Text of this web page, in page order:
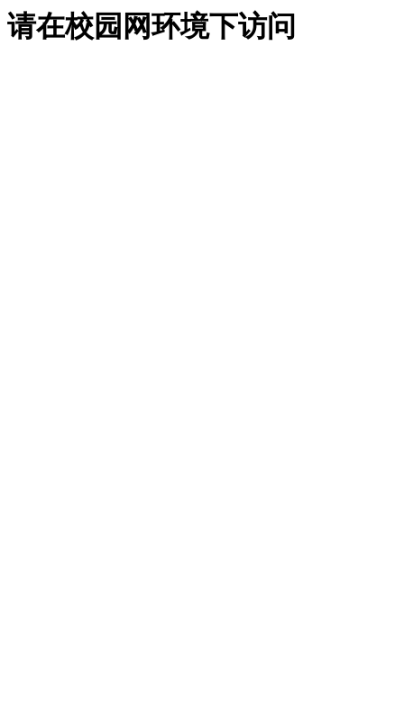
请在校园网环境下访问